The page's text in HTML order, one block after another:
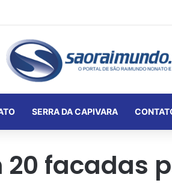
SERRA DA CAPIVARA
20 facadas